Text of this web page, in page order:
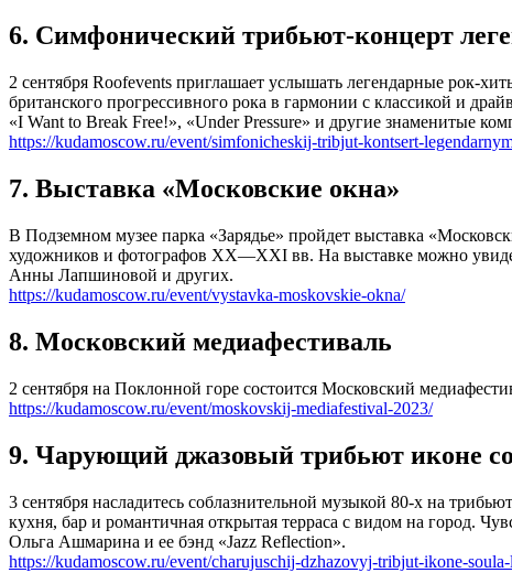
6. Симфонический трибьют-концерт
2 сентября Roofevents приглашает услышать легендарные рок-
британского прогрессивного рока в гармонии с классикой и
«I Want to Break Free!», «Under Pressure» и другие знаменитые
https://kudamoscow.ru/event/simfonicheskij-tribjut-kontsert-
7. Выставка «Московские окна»
В Подземном музее парка «Зарядье» пройдет выставка
художников и фотографов XX—XXI вв. На выставке можно
Анны Лапшиновой и других.
https://kudamoscow.ru/event/vystavka-moskovskie-okna/
8. Московский медиафестиваль
2 сентября на Поклонной горе состоится Московский
https://kudamoscow.ru/event/moskovskij-mediafestival-2023/
9. Чарующий джазовый трибьют иконе
3 сентября насладитесь соблазнительной музыкой 80-х на
кухня, бар и романтичная открытая терраса с видом на город.
Ольга Ашмарина и ее бэнд «Jazz Reflection».
https://kudamoscow.ru/event/charujuschij-dzhazovyj-tribjut-ikone-